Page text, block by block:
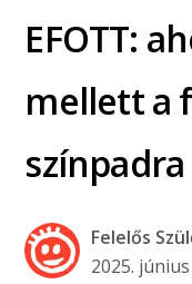
EFOTT:
mellett a
Felelős
2025.